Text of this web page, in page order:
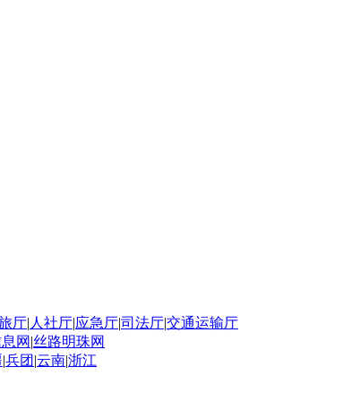
厅| 人社厅|应急厅|司法厅|交通运输厅
网 |丝路明珠网
|兵团 |云南|浙江